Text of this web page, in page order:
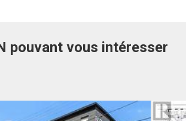
pouvant vous intéresser